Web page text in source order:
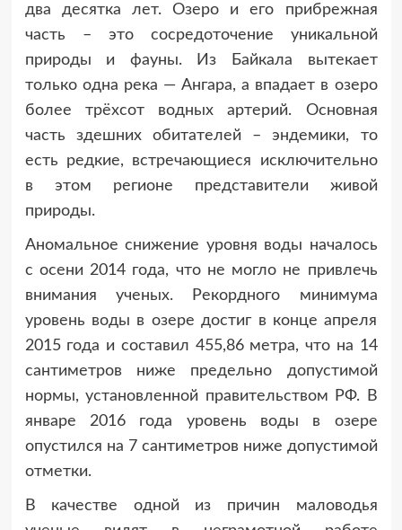
два десятка лет. Озеро и его прибрежная
часть – это сосредоточение уникальной
природы и фауны. Из Байкала вытекает
только одна река — Ангара, а впадает в озеро
более трёхсот водных артерий. Основная
часть здешних обитателей – эндемики, то
есть редкие, встречающиеся исключительно
в этом регионе представители живой
природы.
Аномальное снижение уровня воды началось
с осени 2014 года, что не могло не привлечь
внимания ученых. Рекордного минимума
уровень воды в озере достиг в конце апреля
2015 года и составил 455,86 метра, что на 14
сантиметров ниже предельно допустимой
нормы, установленной правительством РФ. В
январе 2016 года уровень воды в озере
опустился на 7 сантиметров ниже допустимой
отметки.
В качестве одной из причин маловодья